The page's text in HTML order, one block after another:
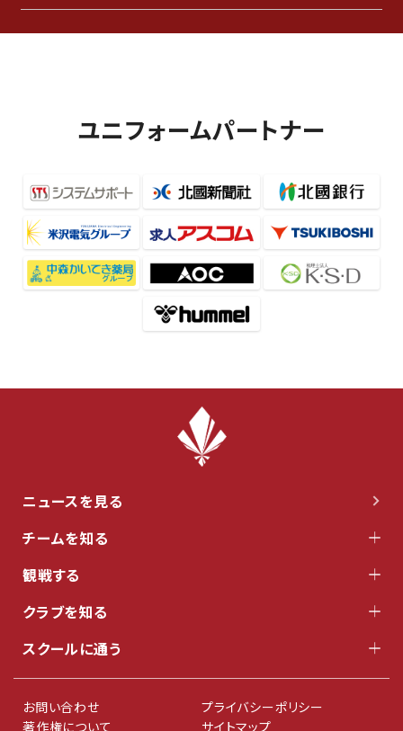
ユニフォームパートナー
ニュースを見る
チームを知る
観戦する
クラブを知る
スクールに通う
お問い合わせ
プライバシーポリシー
著作権について
サイトマップ